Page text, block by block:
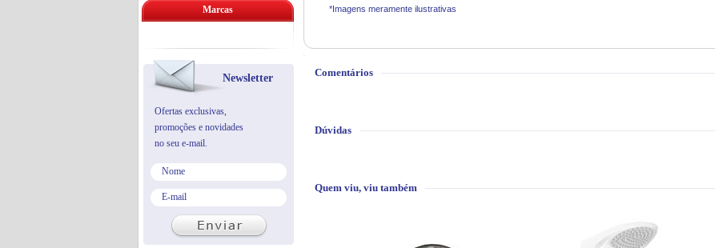
*Imagens meramente ilustrativas
Comentários
Dúvidas
Quem viu, viu também
Marcas
Newsletter
Ofertas exclusivas,
promoções e novidades
no seu e-mail.